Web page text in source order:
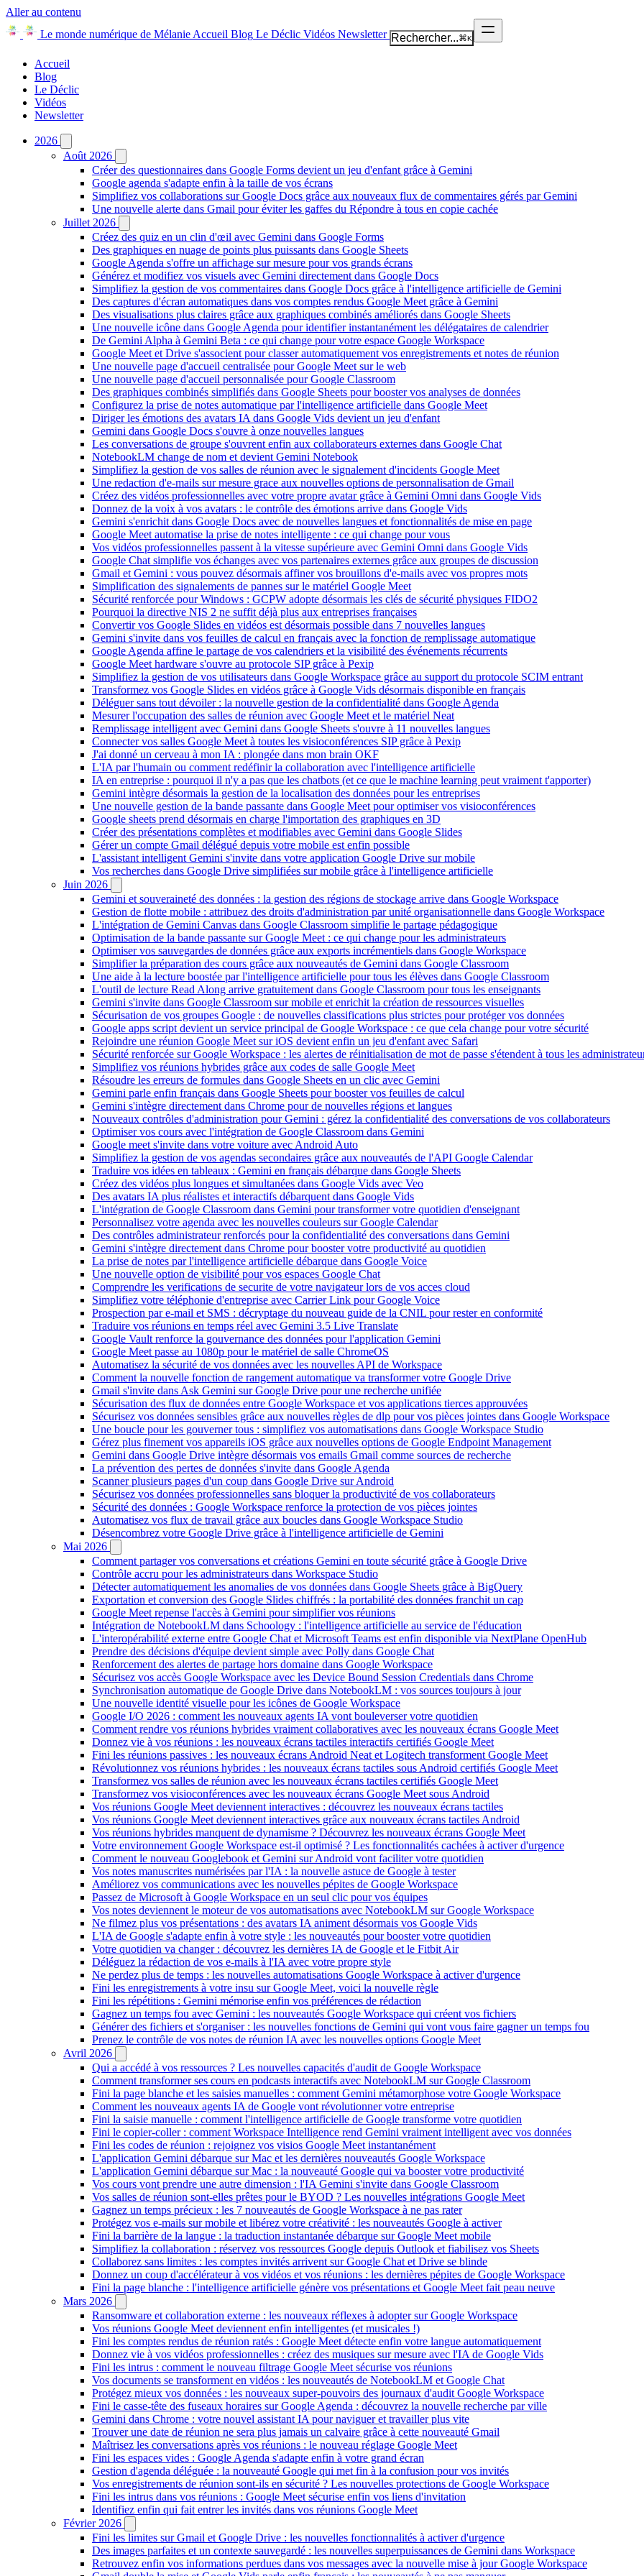
Aller au contenu
Le monde numérique de Mélanie Accueil Blog Le Déclic Vidéos Newsletter Rechercher...⌘K
Accueil
Blog
Le Déclic
Vidéos
Newsletter
2026
Août 2026
Créer des questionnaires dans Google Forms devient un jeu d'enfant grâce à Gemini
Google agenda s'adapte enfin à la taille de vos écrans
Simplifiez vos collaborations sur Google Docs grâce aux nouveaux flux de commentaires gérés par Gemini
Une nouvelle alerte dans Gmail pour éviter les gaffes du Répondre à tous en copie cachée
Juillet 2026
Créez des quiz en un clin d'œil avec Gemini dans Google Forms
Des graphiques en nuage de points plus puissants dans Google Sheets
Google Agenda s'offre un affichage sur mesure pour vos grands écrans
Générez et modifiez vos visuels avec Gemini directement dans Google Docs
Simplifiez la gestion de vos commentaires dans Google Docs grâce à l'intelligence artificielle de Gemini
Des captures d'écran automatiques dans vos comptes rendus Google Meet grâce à Gemini
Des visualisations plus claires grâce aux graphiques combinés améliorés dans Google Sheets
Une nouvelle icône dans Google Agenda pour identifier instantanément les délégataires de calendrier
De Gemini Alpha à Gemini Beta : ce qui change pour votre espace Google Workspace
Google Meet et Drive s'associent pour classer automatiquement vos enregistrements et notes de réunion
Une nouvelle page d'accueil centralisée pour Google Meet sur le web
Une nouvelle page d'accueil personnalisée pour Google Classroom
Des graphiques combinés simplifiés dans Google Sheets pour booster vos analyses de données
Configurez la prise de notes automatique par l'intelligence artificielle dans Google Meet
Diriger les émotions des avatars IA dans Google Vids devient un jeu d'enfant
Gemini dans Google Docs s'ouvre à onze nouvelles langues
Les conversations de groupe s'ouvrent enfin aux collaborateurs externes dans Google Chat
NotebookLM change de nom et devient Gemini Notebook
Simplifiez la gestion de vos salles de réunion avec le signalement d'incidents Google Meet
Une redaction d'e-mails sur mesure grace aux nouvelles options de personnalisation de Gmail
Créez des vidéos professionnelles avec votre propre avatar grâce à Gemini Omni dans Google Vids
Donnez de la voix à vos avatars : le contrôle des émotions arrive dans Google Vids
Gemini s'enrichit dans Google Docs avec de nouvelles langues et fonctionnalités de mise en page
Google Meet automatise la prise de notes intelligente : ce qui change pour vous
Vos vidéos professionnelles passent à la vitesse supérieure avec Gemini Omni dans Google Vids
Google Chat simplifie vos échanges avec vos partenaires externes grâce aux groupes de discussion
Gmail et Gemini : vous pouvez désormais affiner vos brouillons d'e-mails avec vos propres mots
Simplification des signalements de pannes sur le matériel Google Meet
Sécurité renforcée pour Windows : GCPW adopte désormais les clés de sécurité physiques FIDO2
Pourquoi la directive NIS 2 ne suffit déjà plus aux entreprises françaises
Convertir vos Google Slides en vidéos est désormais possible dans 7 nouvelles langues
Gemini s'invite dans vos feuilles de calcul en français avec la fonction de remplissage automatique
Google Agenda affine le partage de vos calendriers et la visibilité des événements récurrents
Google Meet hardware s'ouvre au protocole SIP grâce à Pexip
Simplifiez la gestion de vos utilisateurs dans Google Workspace grâce au support du protocole SCIM entrant
Transformez vos Google Slides en vidéos grâce à Google Vids désormais disponible en français
Déléguer sans tout dévoiler : la nouvelle gestion de la confidentialité dans Google Agenda
Mesurer l'occupation des salles de réunion avec Google Meet et le matériel Neat
Remplissage intelligent avec Gemini dans Google Sheets s'ouvre à 11 nouvelles langues
Connecter vos salles Google Meet à toutes les visioconférences SIP grâce à Pexip
J'ai donné un cerveau à mon IA : plongée dans mon brain OKF
L'IA par l'humain ou comment redéfinir la collaboration avec l'intelligence artificielle
IA en entreprise : pourquoi il n'y a pas que les chatbots (et ce que le machine learning peut vraiment t'apporter)
Gemini intègre désormais la gestion de la localisation des données pour les entreprises
Une nouvelle gestion de la bande passante dans Google Meet pour optimiser vos visioconférences
Google sheets prend désormais en charge l'importation des graphiques en 3D
Créer des présentations complètes et modifiables avec Gemini dans Google Slides
Gérer un compte Gmail délégué depuis votre mobile est enfin possible
L'assistant intelligent Gemini s'invite dans votre application Google Drive sur mobile
Vos recherches dans Google Drive simplifiées sur mobile grâce à l'intelligence artificielle
Juin 2026
Gemini et souveraineté des données : la gestion des régions de stockage arrive dans Google Workspace
Gestion de flotte mobile : attribuez des droits d'administration par unité organisationnelle dans Google Workspace
L'intégration de Gemini Canvas dans Google Classroom simplifie le partage pédagogique
Optimisation de la bande passante sur Google Meet : ce qui change pour les administrateurs
Optimiser vos sauvegardes de données grâce aux exports incrémentiels dans Google Workspace
Simplifier la préparation des cours grâce aux nouveautés de Gemini dans Google Classroom
Une aide à la lecture boostée par l'intelligence artificielle pour tous les élèves dans Google Classroom
L'outil de lecture Read Along arrive gratuitement dans Google Classroom pour tous les enseignants
Gemini s'invite dans Google Classroom sur mobile et enrichit la création de ressources visuelles
Sécurisation de vos groupes Google : de nouvelles classifications plus strictes pour protéger vos données
Google apps script devient un service principal de Google Workspace : ce que cela change pour votre sécurité
Rejoindre une réunion Google Meet sur iOS devient enfin un jeu d'enfant avec Safari
Sécurité renforcée sur Google Workspace : les alertes de réinitialisation de mot de passe s'étendent à tous les
Simplifiez vos réunions hybrides grâce aux codes de salle Google Meet
Résoudre les erreurs de formules dans Google Sheets en un clic avec Gemini
Gemini parle enfin français dans Google Sheets pour booster vos feuilles de calcul
Gemini s'intègre directement dans Chrome pour de nouvelles régions et langues
Nouveaux contrôles d'administration pour Gemini : gérez la confidentialité des conversations de vos collaborateurs
Optimiser vos cours avec l'intégration de Google Classroom dans Gemini
Google meet s'invite dans votre voiture avec Android Auto
Simplifiez la gestion de vos agendas secondaires grâce aux nouveautés de l'API Google Calendar
Traduire vos idées en tableaux : Gemini en français débarque dans Google Sheets
Créez des vidéos plus longues et simultanées dans Google Vids avec Veo
Des avatars IA plus réalistes et interactifs débarquent dans Google Vids
L'intégration de Google Classroom dans Gemini pour transformer votre quotidien d'enseignant
Personnalisez votre agenda avec les nouvelles couleurs sur Google Calendar
Des contrôles administrateur renforcés pour la confidentialité des conversations dans Gemini
Gemini s'intègre directement dans Chrome pour booster votre productivité au quotidien
La prise de notes par l'intelligence artificielle débarque dans Google Voice
Une nouvelle option de visibilité pour vos espaces Google Chat
Comprendre les verifications de securite de votre navigateur lors de vos acces cloud
Simplifiez votre téléphonie d'entreprise avec Carrier Link pour Google Voice
Prospection par e-mail et SMS : décryptage du nouveau guide de la CNIL pour rester en conformité
Traduire vos réunions en temps réel avec Gemini 3.5 Live Translate
Google Vault renforce la gouvernance des données pour l'application Gemini
Google Meet passe au 1080p pour le matériel de salle ChromeOS
Automatisez la sécurité de vos données avec les nouvelles API de Workspace
Comment la nouvelle fonction de rangement automatique va transformer votre Google Drive
Gmail s'invite dans Ask Gemini sur Google Drive pour une recherche unifiée
Sécurisation des flux de données entre Google Workspace et vos applications tierces approuvées
Sécurisez vos données sensibles grâce aux nouvelles règles de dlp pour vos pièces jointes dans Google Workspace
Une boucle pour les gouverner tous : simplifiez vos automatisations dans Google Workspace Studio
Gérez plus finement vos appareils iOS grâce aux nouvelles options de Google Endpoint Management
Gemini dans Google Drive intègre désormais vos emails Gmail comme sources de recherche
La prévention des pertes de données s'invite dans Google Agenda
Scanner plusieurs pages d'un coup dans Google Drive sur Android
Sécurisez vos données professionnelles sans bloquer la productivité de vos collaborateurs
Sécurité des données : Google Workspace renforce la protection de vos pièces jointes
Automatisez vos flux de travail grâce aux boucles dans Google Workspace Studio
Désencombrez votre Google Drive grâce à l'intelligence artificielle de Gemini
Mai 2026
Comment partager vos conversations et créations Gemini en toute sécurité grâce à Google Drive
Contrôle accru pour les administrateurs dans Workspace Studio
Détecter automatiquement les anomalies de vos données dans Google Sheets grâce à BigQuery
Exportation et conversion des Google Slides chiffrés : la portabilité des données franchit un cap
Google Meet repense l'accès à Gemini pour simplifier vos réunions
Intégration de NotebookLM dans Schoology : l'intelligence artificielle au service de l'éducation
L'interopérabilité externe entre Google Chat et Microsoft Teams est enfin disponible via NextPlane OpenHub
Prendre des décisions d'équipe devient simple avec Polly dans Google Chat
Renforcement des alertes de partage hors domaine dans Google Workspace
Sécurisez vos accès Google Workspace avec les Device Bound Session Credentials dans Chrome
Synchronisation automatique de Google Drive dans NotebookLM : vos sources toujours à jour
Une nouvelle identité visuelle pour les icônes de Google Workspace
Google I/O 2026 : comment les nouveaux agents IA vont bouleverser votre quotidien
Comment rendre vos réunions hybrides vraiment collaboratives avec les nouveaux écrans Google Meet
Donnez vie à vos réunions : les nouveaux écrans tactiles interactifs certifiés Google Meet
Fini les réunions passives : les nouveaux écrans Android Neat et Logitech transforment Google Meet
Révolutionnez vos réunions hybrides : les nouveaux écrans tactiles sous Android certifiés Google Meet
Transformez vos salles de réunion avec les nouveaux écrans tactiles certifiés Google Meet
Transformez vos visioconférences avec les nouveaux écrans Google Meet sous Android
Vos réunions Google Meet deviennent interactives : découvrez les nouveaux écrans tactiles
Vos réunions Google Meet deviennent interactives grâce aux nouveaux écrans tactiles Android
Vos réunions hybrides manquent de dynamisme ? Découvrez les nouveaux écrans Google Meet
Votre environnement Google Workspace est-il optimisé ? Les fonctionnalités cachées à activer d'urgence
Comment le nouveau Googlebook et Gemini sur Android vont faciliter votre quotidien
Vos notes manuscrites numérisées par l'IA : la nouvelle astuce de Google à tester
Améliorez vos communications avec les nouvelles pépites de Google Workspace
Passez de Microsoft à Google Workspace en un seul clic pour vos équipes
Vos notes deviennent le moteur de vos automatisations avec NotebookLM sur Google Workspace
Ne filmez plus vos présentations : des avatars IA animent désormais vos Google Vids
L'IA de Google s'adapte enfin à votre style : les nouveautés pour booster votre quotidien
Votre quotidien va changer : découvrez les dernières IA de Google et le Fitbit Air
Déléguez la rédaction de vos e-mails à l'IA avec votre propre style
Ne perdez plus de temps : les nouvelles automatisations Google Workspace à activer d'urgence
Fini les enregistrements à votre insu sur Google Meet, voici la nouvelle règle
Fini les répétitions : Gemini mémorise enfin vos préférences de rédaction
Gagnez un temps fou avec Gemini : les nouveautés Google Workspace qui créent vos fichiers
Générer des fichiers et s'organiser : les nouvelles fonctions de Gemini qui vont vous faire gagner un temps fou
Prenez le contrôle de vos notes de réunion IA avec les nouvelles options Google Meet
Avril 2026
Qui a accédé à vos ressources ? Les nouvelles capacités d'audit de Google Workspace
Comment transformer ses cours en podcasts interactifs avec NotebookLM sur Google Classroom
Fini la page blanche et les saisies manuelles : comment Gemini métamorphose votre Google Workspace
Comment les nouveaux agents IA de Google vont révolutionner votre entreprise
Fini la saisie manuelle : comment l'intelligence artificielle de Google transforme votre quotidien
Fini le copier-coller : comment Workspace Intelligence rend Gemini vraiment intelligent avec vos données
Fini les codes de réunion : rejoignez vos visios Google Meet instantanément
L'application Gemini débarque sur Mac et les dernières nouveautés Google Workspace
L'application Gemini débarque sur Mac : la nouveauté Google qui va booster votre productivité
Vos cours vont prendre une autre dimension : l'IA Gemini s'invite dans Google Classroom
Vos salles de réunion sont-elles prêtes pour le BYOD ? Les nouvelles intégrations Google Meet
Gagnez un temps précieux : les 7 nouveautés de Google Workspace à ne pas rater
Protégez vos e-mails sur mobile et libérez votre créativité : les nouveautés Google à activer
Fini la barrière de la langue : la traduction instantanée débarque sur Google Meet mobile
Simplifiez la collaboration : réservez vos ressources Google depuis Outlook et fiabilisez vos Sheets
Collaborez sans limites : les comptes invités arrivent sur Google Chat et Drive se blinde
Donnez un coup d'accélérateur à vos vidéos et vos réunions : les dernières pépites de Google Workspace
Fini la page blanche : l'intelligence artificielle génère vos présentations et Google Meet fait peau neuve
Mars 2026
Ransomware et collaboration externe : les nouveaux réflexes à adopter sur Google Workspace
Vos réunions Google Meet deviennent enfin intelligentes (et musicales !)
Fini les comptes rendus de réunion ratés : Google Meet détecte enfin votre langue automatiquement
Donnez vie à vos vidéos professionnelles : créez des musiques sur mesure avec l'IA de Google Vids
Fini les intrus : comment le nouveau filtrage Google Meet sécurise vos réunions
Vos documents se transforment en vidéos : les nouveautés de NotebookLM et Google Chat
Protégez mieux vos données : les nouveaux super-pouvoirs des journaux d'audit Google Workspace
Fini le casse-tête des fuseaux horaires sur Google Agenda : découvrez la nouvelle recherche par ville
Gemini dans Chrome : votre nouvel assistant IA pour naviguer et travailler plus vite
Trouver une date de réunion ne sera plus jamais un calvaire grâce à cette nouveauté Gmail
Maîtrisez les conversations après vos réunions : le nouveau réglage Google Meet
Fini les espaces vides : Google Agenda s'adapte enfin à votre grand écran
Gestion d'agenda déléguée : la nouveauté Google qui met fin à la confusion pour vos invités
Vos enregistrements de réunion sont-ils en sécurité ? Les nouvelles protections de Google Workspace
Fini les intrus dans vos réunions : Google Meet sécurise enfin vos liens d'invitation
Identifiez enfin qui fait entrer les invités dans vos réunions Google Meet
Février 2026
Fini les limites sur Gmail et Google Drive : les nouvelles fonctionnalités à activer d'urgence
Des images parfaites et un contexte sauvegardé : les nouvelles superpuissances de Gemini dans Workspace
Retrouvez enfin vos informations perdues dans vos messages avec la nouvelle mise à jour Google Workspace